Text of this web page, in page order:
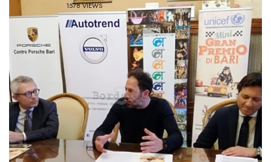
1578 VIEWS